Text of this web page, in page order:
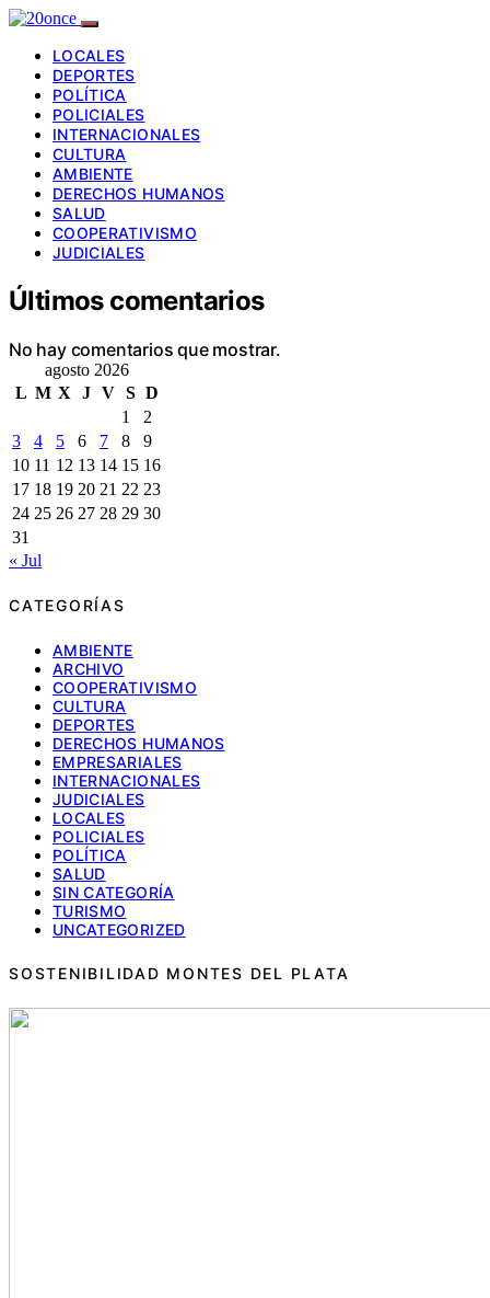
LOCALES
DEPORTES
POLÍTICA
POLICIALES
INTERNACIONALES
CULTURA
AMBIENTE
DERECHOS HUMANOS
SALUD
COOPERATIVISMO
JUDICIALES
Últimos comentarios
No hay comentarios que mostrar.
agosto 2026
L M X J V S D
1
2
3
4 5 6 7 8
9
10 11 12 13 14 15 16
17 18 19 20 21 22 23
24 25 26 27 28 29 30
31
« Jul
CATEGORÍAS
AMBIENTE
ARCHIVO
COOPERATIVISMO
CULTURA
DEPORTES
DERECHOS HUMANOS
EMPRESARIALES
INTERNACIONALES
JUDICIALES
LOCALES
POLICIALES
POLÍTICA
SALUD
SIN CATEGORÍA
TURISMO
UNCATEGORIZED
SOSTENIBILIDAD MONTES DEL PLATA